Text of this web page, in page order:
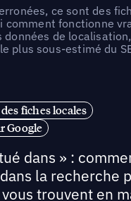
ce sont des
comment fonctionne
données de
plus sous-estimé du
fiches locales
Google
dans » :
la recherche
trouvent en